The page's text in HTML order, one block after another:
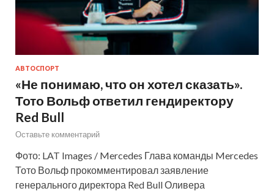
АВТОСПОРТ
«Не понимаю, что он хотел сказать».
Тото Вольф ответил гендиректору
Red Bull
Оставьте комментарий
Фото: LAT Images / Mercedes Глава команды Mercedes
Тото Вольф прокомментировал заявление
генерального директора Red Bull Оливера